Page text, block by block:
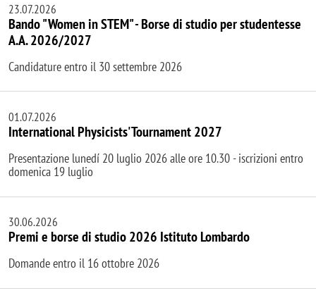
23.07.2026
Bando "Women in STEM" - Borse di studio per studentesse
A.A. 2026/2027
Candidature entro il 30 settembre 2026
01.07.2026
International Physicists' Tournament 2027
Presentazione lunedí 20 luglio 2026 alle ore 10.30 - iscrizioni entro
domenica 19 luglio
30.06.2026
Premi e borse di studio 2026 Istituto Lombardo
Domande entro il 16 ottobre 2026